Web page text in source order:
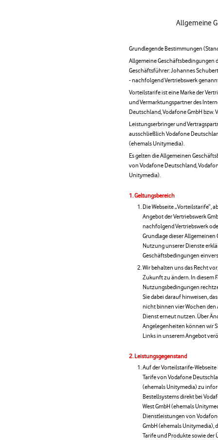
Allgemeine
Grundlegende Bestimmungen
Allgemeine Geschäftsbedingungen
Geschäftsführer: Johannes
- nachfolgend Vertriebswerk
Vorteilstarife ist eine Marke der
und Vermarktungspartner des
Deutschland, Vodafone GmbH bzw.
Leistungserbringer und
ausschließlich Vodafone
(ehemals Unitymedia).
Es gelten die Allgemeinen
von Vodafone Deutschland,
Unitymedia).
Geltungsbereich
Die Webseite „Vorteilstarife“,
Angebot der Vertriebswerk
nachfolgend Vertriebswerk
Grundlage dieser
Nutzung unserer Dienste
Geschäftsbedingungen
Wir behalten uns das Recht
Zukunft zu ändern. In diesem
Nutzungsbedingungen
Sie dabei darauf hinweisen,
nicht binnen vier Wochen den
Dienst erneut nutzen. Über
Angelegenheiten können wir
Links in unserem Angebot
Leistungsgegenstand
Auf der Vorteilstarife-
Tarife von Vodafone
(ehemals Unitymedia) zu
Bestellsystems direkt bei
West GmbH (ehemals
Dienstleistungen von
GmbH (ehemals Unitymedia),
Tarife und Produkte sowie